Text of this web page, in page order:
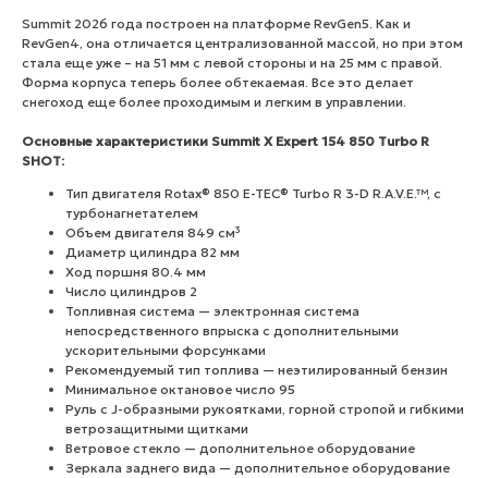
Summit 2026 года построен на платформе RevGen5. Как и
RevGen4, она отличается централизованной массой, но при этом
стала еще уже – на 51 мм с левой стороны и на 25 мм с правой.
Форма корпуса теперь более обтекаемая. Все это делает
снегоход еще более проходимым и легким в управлении.
Основные характеристики Summit X Expert 154 850 Turbo R
SHOT:
Тип двигателя Rotax® 850 E-TEC® Turbo R 3-D R.A.V.E.™, с
турбонагнетателем
Объем двигателя 849 см³
Диаметр цилиндра 82 мм
Ход поршня 80.4 мм
Число цилиндров 2
Топливная система — электронная система
непосредственного впрыска с дополнительными
ускорительными форсунками
Рекомендуемый тип топлива — неэтилированный бензин
Минимальное октановое число 95
Руль с J-образными рукоятками, горной стропой и гибкими
ветрозащитными щитками
Ветровое стекло — дополнительное оборудование
Зеркала заднего вида — дополнительное оборудование